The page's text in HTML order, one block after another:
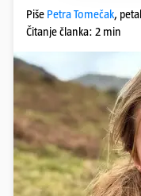
Piše Petra Tomečak,
Čitanje članka: 2 min